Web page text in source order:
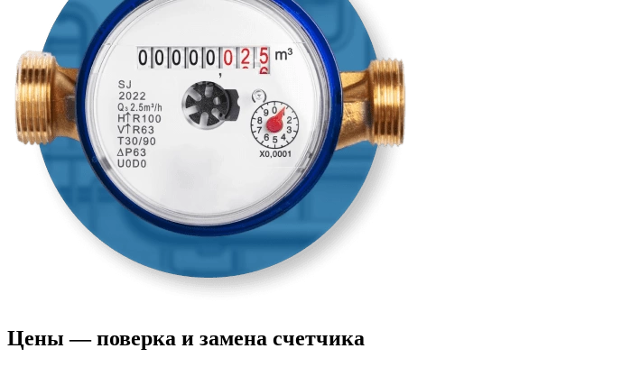
Цены — поверка и замена счетчика